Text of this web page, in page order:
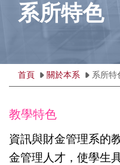
系所特色
首頁 關於本系 系所特
教學特色
資訊與財金管理系的
金管理人才，使學生